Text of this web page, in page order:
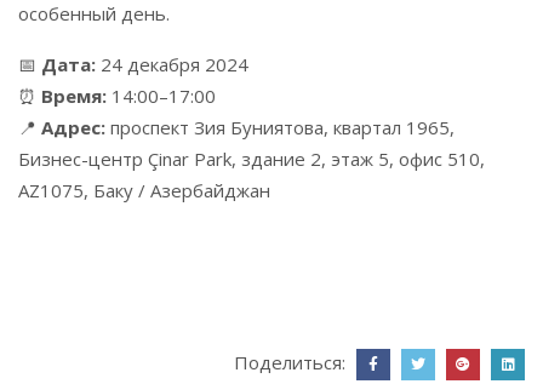
особенный день.
📅 Дата: 24 декабря 2024
⏰ Время: 14:00–17:00
📍 Адрес: проспект Зия Буниятова, квартал 1965,
Бизнес-центр Çinar Park, здание 2, этаж 5, офис 510,
AZ1075, Баку / Азербайджан
Поделиться: